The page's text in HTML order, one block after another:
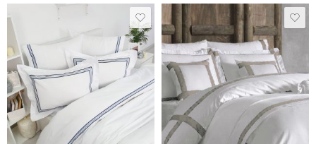
18,768₽ 13,660₽– 22,448 ₽
1,5 СПАЛЬНЫЙ
ЕВРО СТАНДАРТ